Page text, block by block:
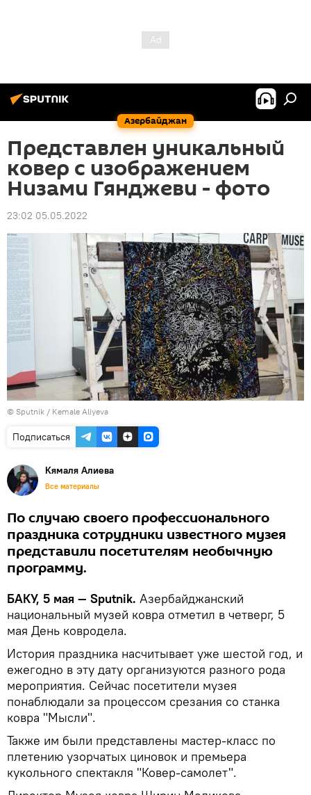
Азербайджан
Представлен уникальный
ковер с изображением
Низами Гянджеви - фото
23:02 05.05.2022
© Sputnik / Kemale Aliyeva
Подписаться
Кямаля Алиева
Все материалы
По случаю своего профессионального
праздника сотрудники известного музея
представили посетителям необычную
программу.
БАКУ, 5 мая — Sputnik. Азербайджанский
национальный музей ковра отметил в четверг, 5
мая День ковродела.
История праздника насчитывает уже шестой год, и
ежегодно в эту дату организуются разного рода
мероприятия. Сейчас посетители музея
понаблюдали за процессом срезания со станка
ковра "Мысли".
Также им были представлены мастер-класс по
плетению узорчатых циновок и премьера
кукольного спектакля "Ковер-самолет".